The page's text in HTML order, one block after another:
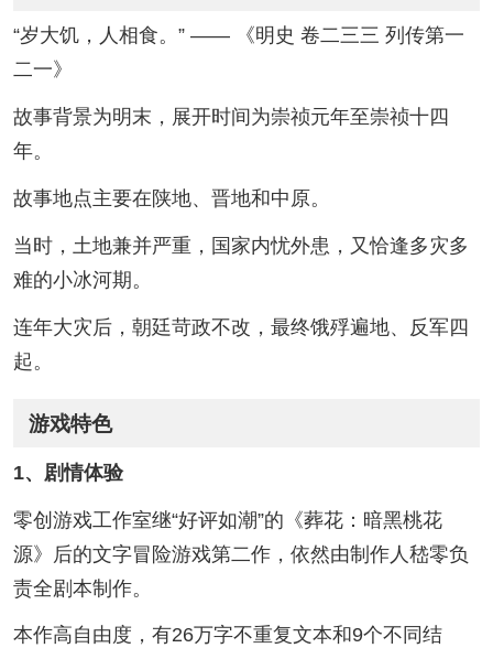
“岁大饥，人相食。” —— 《明史 卷二三三 列传第一
二一》
故事背景为明末，展开时间为崇祯元年至崇祯十四
年。
故事地点主要在陕地、晋地和中原。
当时，土地兼并严重，国家内忧外患，又恰逢多灾多
难的小冰河期。
连年大灾后，朝廷苛政不改，最终饿殍遍地、反军四
起。
游戏特色
1、剧情体验
零创游戏工作室继“好评如潮”的《葬花：暗黑桃花
源》后的文字冒险游戏第二作，依然由制作人嵇零负
责全剧本制作。
本作高自由度，有26万字不重复文本和9个不同结